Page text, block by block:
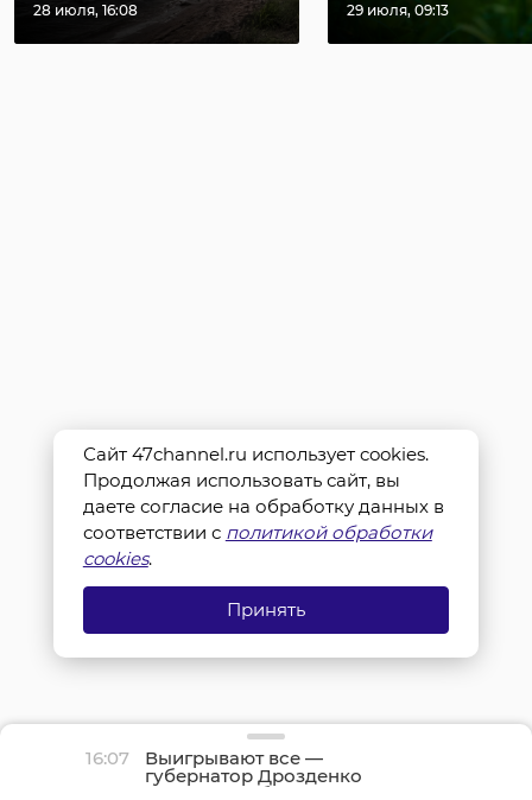
28 июля, 16:08 29 июля, 09:13
16:07 Выигрывают все —
губернатор Дрозденко
рассказал об успехах
Сайт 47channel.ru использует cookies.
Продолжая использовать сайт, вы
даете согласие на обработку данных в
соответствии с политикой обработки
cookies.
Принять